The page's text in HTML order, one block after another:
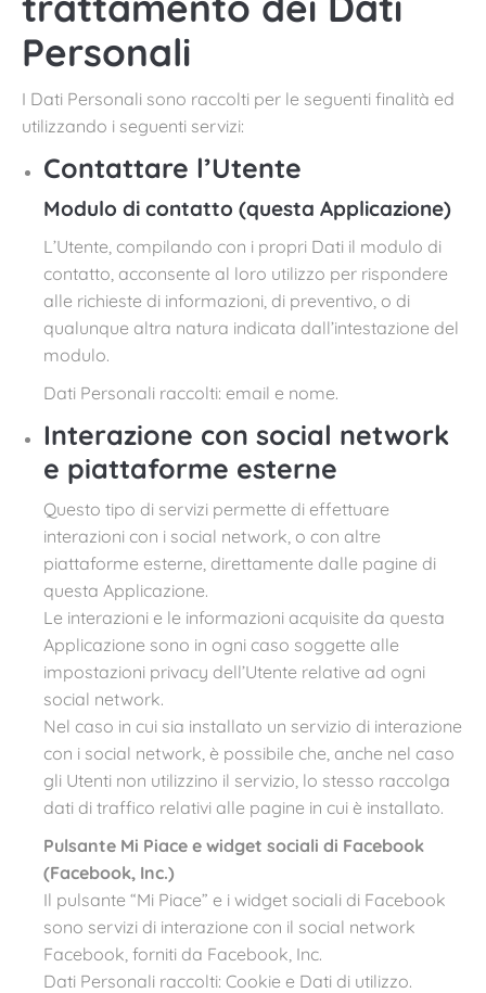
Personali
I Dati Personali sono raccolti per le seguenti finalità ed
utilizzando i seguenti servizi:
Contattare l’Utente
Modulo di contatto (questa Applicazione)
L’Utente, compilando con i propri Dati il modulo di
contatto, acconsente al loro utilizzo per rispondere
alle richieste di informazioni, di preventivo, o di
qualunque altra natura indicata dall’intestazione del
modulo.
Dati Personali raccolti: email e nome.
Interazione con social network
e piattaforme esterne
Questo tipo di servizi permette di effettuare
interazioni con i social network, o con altre
piattaforme esterne, direttamente dalle pagine di
questa Applicazione.
Le interazioni e le informazioni acquisite da questa
Applicazione sono in ogni caso soggette alle
impostazioni privacy dell’Utente relative ad ogni
social network.
Nel caso in cui sia installato un servizio di interazione
con i social network, è possibile che, anche nel caso
gli Utenti non utilizzino il servizio, lo stesso raccolga
dati di traffico relativi alle pagine in cui è installato.
Pulsante Mi Piace e widget sociali di Facebook
(Facebook, Inc.)
Il pulsante “Mi Piace” e i widget sociali di Facebook
sono servizi di interazione con il social network
Facebook, forniti da Facebook, Inc.
Dati Personali raccolti: Cookie e Dati di utilizzo.